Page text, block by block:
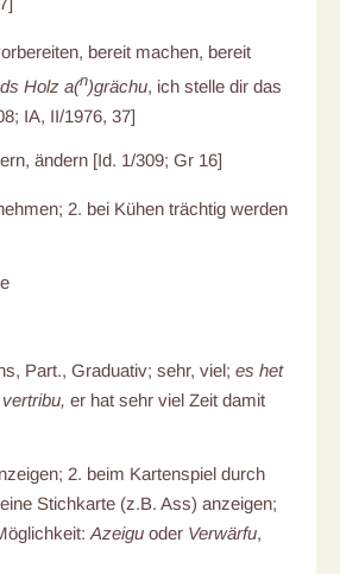
bereit machen, bereit
Holz a(n)grächu, ich stelle dir das
IA, II/1976, 37]
ändern [Id. 1/309; Gr 16]
2. bei Kühen trächtig werden
Part., Graduativ; sehr, viel; es het
er hat sehr viel Zeit damit
2. beim Kartenspiel durch
Stichkarte (z.B. Ass) anzeigen;
Azeigu oder Verwärfu,